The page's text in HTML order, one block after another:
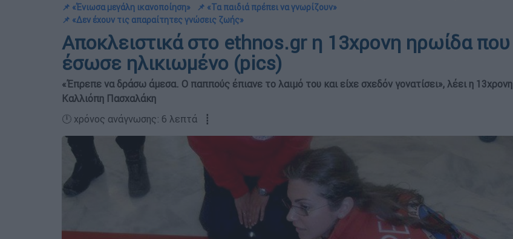
📌 «Ένιωσα μεγάλη ικανοποίηση»
📌 «Τα παιδιά πρέπει να γνωρίζουν»
📌 «Δεν έχουν τις απαραίτητες γνώσεις ζωής»
Αποκλειστικά στο ethnos.gr η 13χρονη ηρωίδα που
έσωσε ηλικιωμένο (pics)
«Έπρεπε να δράσω άμεσα. Ο παππούς έπιανε το λαιμό του και είχε σχεδόν γονατίσει», λέει η 13χρονη
Καλλιόπη Πασχαλάκη
🕛 χρόνος ανάγνωσης: 6 λεπτά ┋